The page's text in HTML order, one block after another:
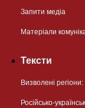
Запити медіа
Матеріали
Тексти
Визволені
Російсько-